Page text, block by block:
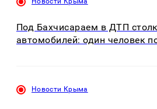
Под Бахчисараем в ДТП
автомобилей: один человек
Новости Крыма